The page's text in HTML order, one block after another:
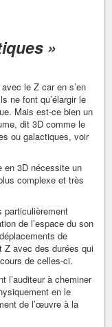
»
le Z car en s’en
ne font qu’élargir le
Mais est-ce bien un
dit 3D comme le
ou galactiques, voir
en 3D nécessite un
complexe et très
particulièrement
de l’espace du son
de
Z avec des durées qui
de celles-ci.
l’auditeur à cheminer
en le
de l’œuvre à la